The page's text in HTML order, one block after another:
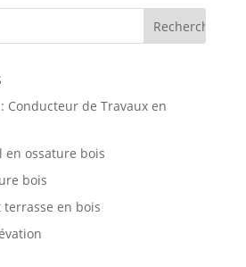
Conducteur de Travaux en
ossature bois
bois
en bois